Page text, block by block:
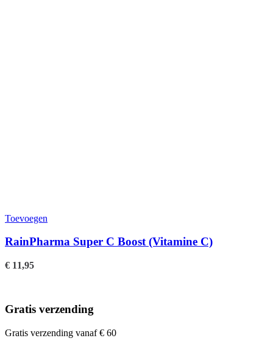
Toevoegen
RainPharma Super C Boost (Vitamine C)
€ 11,95
Gratis verzending
Gratis verzending vanaf € 60